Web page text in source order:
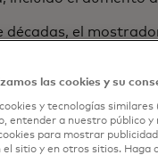
décadas, el
estamos viendo
que permite a
inteligentes, sin
al futuro, Marriner y
las
las cookies y su
y tecnologías
entender a nuestro público
para mostrar
el sitio y en otros sitios. Haga